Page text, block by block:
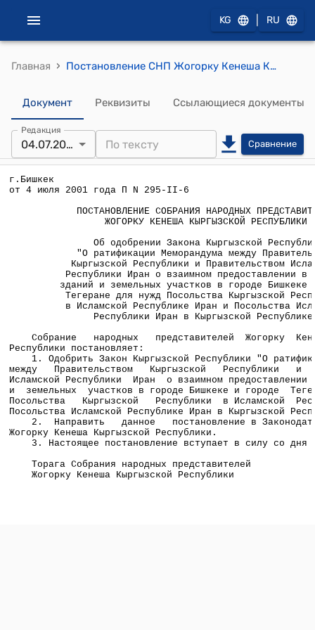
KG RU
Главная › Постановление СНП Жогорку Кенеша КРот 4 июля 2001 года П N 295-II-6 "Об одобрении Закона Кыргызской Республики "О ратификации Меморандума между Правительством Кыргызской Республики и Правительством Исламской Республики Иран о взаимном предоставлении в аренду зданий и земельных участков в городе Бишкеке и городе Тегеране для нужд Посольства Кыргызской Республики в Исламской Республике Иран и Посольства Исламской Республики Иран в Кыргызской Республике"
Документ Реквизиты Ссылающиеся документы
Редакция
04.07.2001 Сравнение